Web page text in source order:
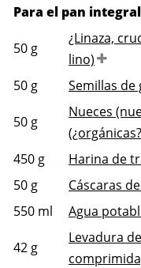
Para el pan integral
50 g
¿Linaza,
lino)
50 g Semillas de
50 g
Nueces
450 g
Harina de
50 g
Cáscaras
550 ml Agua
42 g
Levadura